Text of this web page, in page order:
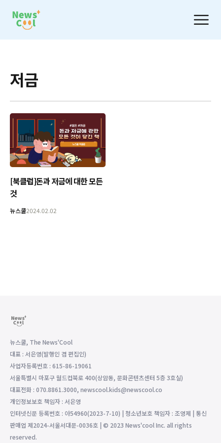
저금
[북클럽]돈과 저금에 대한 모든
것
뉴스쿨2024.02.02
뉴스쿨, The News'Cool
대표 : 서은영(발행인 겸 편집인)
사업자등록번호 : 615-86-19061
서울특별시 마포구 월드컵북로 400(상암동, 문화콘텐츠센터 5층 3호실)
대표전화 : 070.8861.3000, newscool.kids@newscool.co
개인정보보호 책임자 : 서은영
인터넷신문 등록번호 : 아54960(2023-7-10) | 청소년보호 책임자 : 조영제 | 통신
판매업 제2024-서울서대문-0036호 | © 2023 News'cool Inc. all rights
reserved.